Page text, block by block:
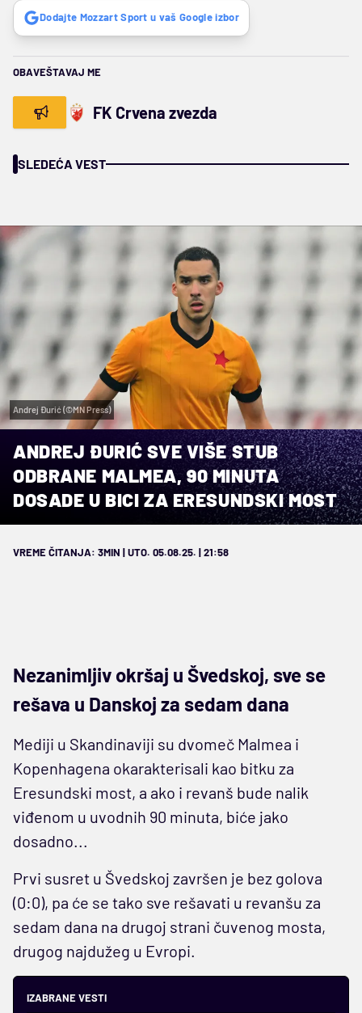
Dodajte Mozzart Sport u vaš Google izbor
OBAVEŠTAVAJ ME
FK Crvena zvezda
SLEDEĆA VEST
Andrej Đurić (©MN Press)
ANDREJ ĐURIĆ SVE VIŠE STUB
ODBRANE MALMEA, 90 MINUTA
DOSADE U BICI ZA ERESUNDSKI MOST
VREME ČITANJA: 3MIN | UTO. 05.08.25. | 21:58
Nezanimljiv okršaj u Švedskoj, sve se
rešava u Danskoj za sedam dana
Mediji u Skandinaviji su dvomeč Malmea i
Kopenhagena okarakterisali kao bitku za
Eresundski most, a ako i revanš bude nalik
viđenom u uvodnih 90 minuta, biće jako
dosadno...
Prvi susret u Švedskoj završen je bez golova
(0:0), pa će se tako sve rešavati u revanšu za
sedam dana na drugoj strani čuvenog mosta,
drugog najdužeg u Evropi.
IZABRANE VESTI